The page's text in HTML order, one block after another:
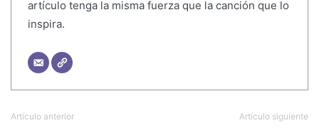
artículo tenga la misma fuerza que la canción que lo
inspira.
Artículo anterior Artículo siguiente